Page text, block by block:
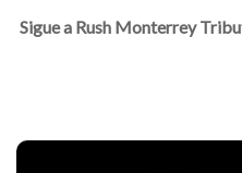
Sigue a Rush Monterrey